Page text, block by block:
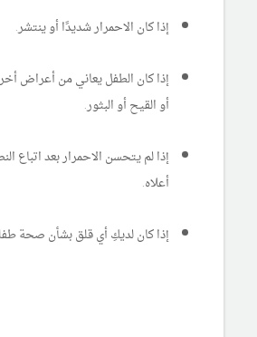
إذا كان الاحمرار شديدًا أو ينتشر.
إذا كان الطفل يعاني من أعراض
أو القيح أو البثور.
إذا لم يتحسن الاحمرار بعد اتباع
أعلاه.
إذا كان لديكِ أي قلق بشأن صحة